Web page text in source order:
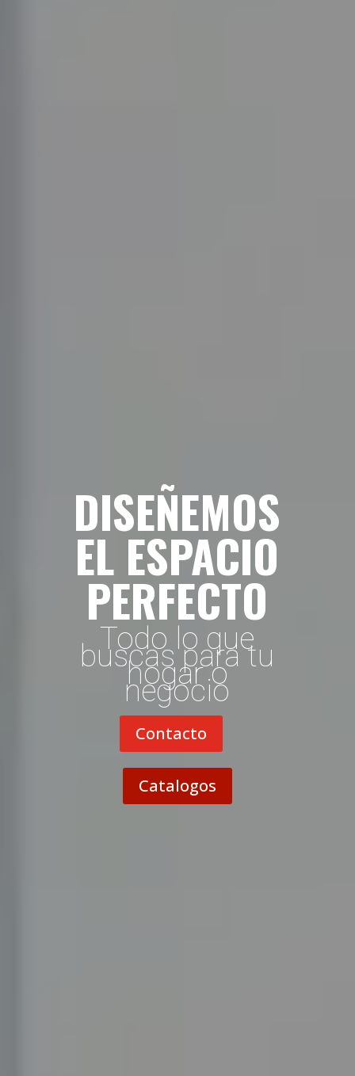
DISEÑEMOS
EL ESPACIO
PERFECTO
Todo lo que
buscas para tu
hogar o
negocio
Contacto
Catalogos